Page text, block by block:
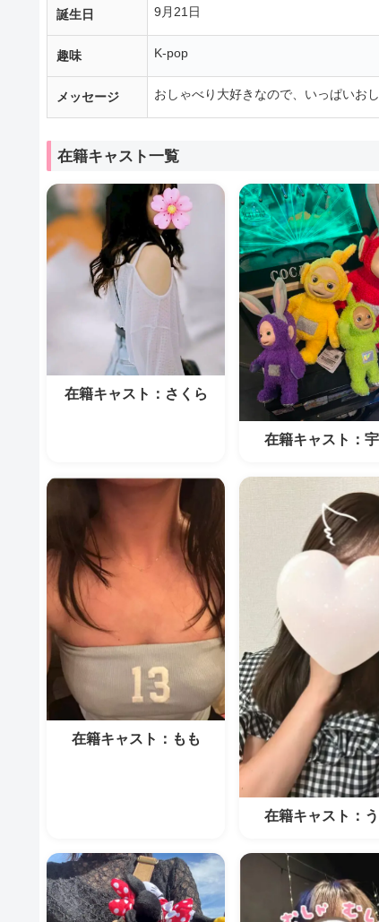
誕生日 9月21日
趣味 K-pop
メッセージ おしゃべり大好きなので、いっぱいお
在籍キャスト一覧
在籍キャスト：さくら
在籍キャスト：
在籍キャスト：もも
在籍キャスト：